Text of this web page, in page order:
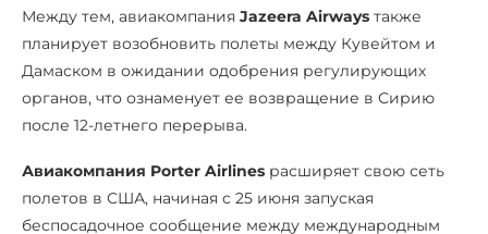
Между тем, авиакомпания Jazeera Airways также
планирует возобновить полеты между Кувейтом и
Дамаском в ожидании одобрения регулирующих
органов, что ознаменует ее возвращение в Сирию
после 12-летнего перерыва.
Авиакомпания Porter Airlines расширяет свою сеть
полетов в США, начиная с 25 июня запуская
беспосадочное сообщение между международным